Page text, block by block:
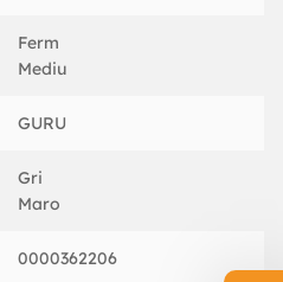
Ferm
Mediu
GURU
Gri
Maro
0000362206